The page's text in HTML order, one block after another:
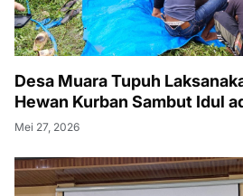
Desa Muara Tupuh
Hewan Kurban Sambut Idul
Mei 27, 2026